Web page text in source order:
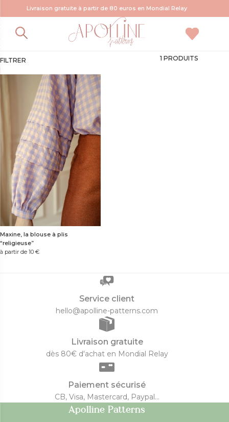
Livraison gratuite à partir de 80 euros en Mondial Relay
blouse plis religieuse
FILTRER 1 PRODUITS
Maxine, la blouse à plis
“religieuse”
à partir de 10 €
Service client
hello@apolline-patterns.com
Livraison gratuite
dès 80€ d'achat en Mondial Relay
Paiement sécurisé
CB, Visa, Mastercard, Paypal...
Apolline Patterns